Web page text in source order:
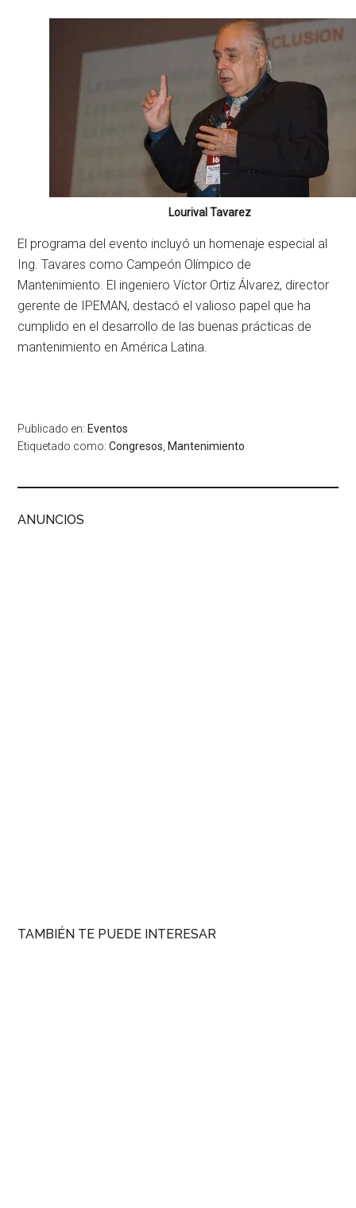
Lourival Tavarez
El programa del evento incluyó un homenaje especial al
Ing. Tavares como Campeón Olímpico de
Mantenimiento. El ingeniero Víctor Ortiz Álvarez, director
gerente de IPEMAN, destacó el valioso papel que ha
cumplido en el desarrollo de las buenas prácticas de
mantenimiento en América Latina.
Publicado en: Eventos
Etiquetado como:Congresos, Mantenimiento
ANUNCIOS
TAMBIÉN TE PUEDE INTERESAR